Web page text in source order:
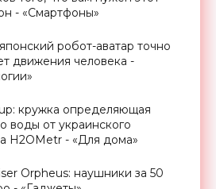
- «Смартфоны»
робот-аватар точно
движения человека -
кружка определяющая
воды от украинского
H2OMetr - «Для дома»
Orpheus: наушники за 50